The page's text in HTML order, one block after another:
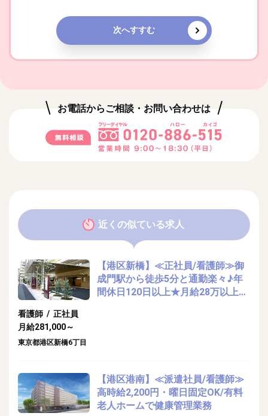
次へすすむ
お電話からご相談・お問い合わせは
近くの似ている求人
【港区新橋】≪正社員/看護師≫御
成門駅から徒歩5分と通勤楽々♪年
間休日120日以上★月給28万以上の
看護師 / 正社員
月給281,000～
東京都港区新橋6丁目
【港区港南】≪派遣社員/看護師≫
高時給2,200円・曜日固定OK/有料
老人ホームで健康管理業務